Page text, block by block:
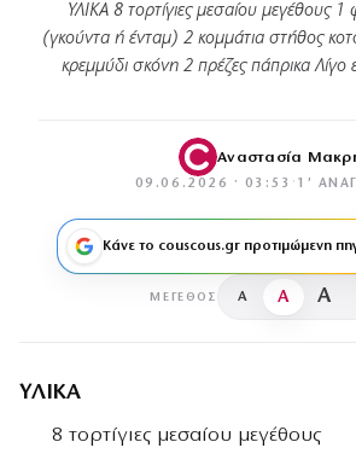
ΥΛΙΚΑ 8 τορτίγιες μεσαίου μεγέθους 1
(γκούντα ή ένταμ) 2 κομμάτια στήθος
κρεμμύδι σκόνη 2 πρέζες πάπρικα Λίγο
Αναστασία
09.06.2026 · 03:53 · 1′
Κάνε το couscous.gr προτιμώμενη
ΜΈΓΕΘΟΣ A A A
ΥΛΙΚΑ
8 τορτίγιες μεσαίου μεγέθους